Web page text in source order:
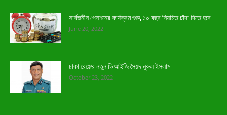
সার্বজনীন পেনশনের কার্যক্রম শুরু, ১০ বছর নিয়মিত চাঁদা দিতে হবে
June 20, 2022
ঢাকা রেঞ্জের নতুন ডিআইজি সৈয়দ নুরুল ইসলাম
October 23, 2022